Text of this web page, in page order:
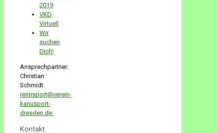
2019
VKD
Virtuell
Wir
suchen
Dich!
Ansprechpartner:
Christian
Schmidt
rennsport@verein-
kanusport-
dresden.de
Kontakt